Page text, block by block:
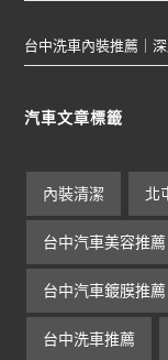
台中洗車內裝推薦｜
汽車文章標籤
內裝清潔 北
台中汽車美容推薦
台中汽車鍍膜推薦
台中洗車推薦